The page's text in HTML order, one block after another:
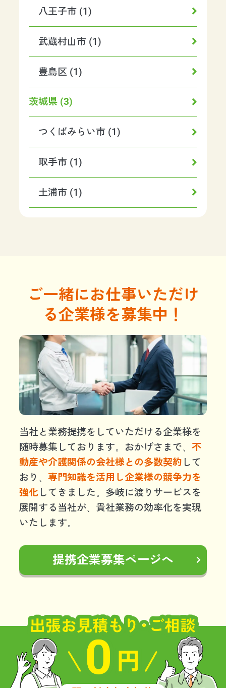
八王子市 (1)
武蔵村山市 (1)
豊島区 (1)
茨城県 (3)
つくばみらい市 (1)
取手市 (1)
土浦市 (1)
ご一緒にお仕事いただけ
る企業様を募集中！
当社と業務提携をしていただける企業様を
随時募集しております。おかげさまで、不
動産や介護関係の会社様との多数契約 して
おり、専門知識を活用し企業様の競争力を
強化 してきました。多岐に渡りサービスを
展開する当社が、貴社業務の効率化を実現
いたします。
提携企業募集ページへ